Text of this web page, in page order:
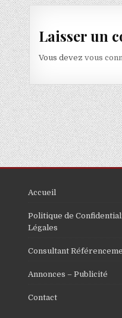
Laisser un
Vous devezvous
Accueil
Politique de
Légales
Consultant
Annonces – Publicité
Contact